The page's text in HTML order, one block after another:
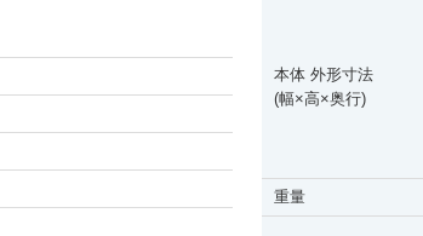
本体 外形寸法
(幅×高×奥行)
重量